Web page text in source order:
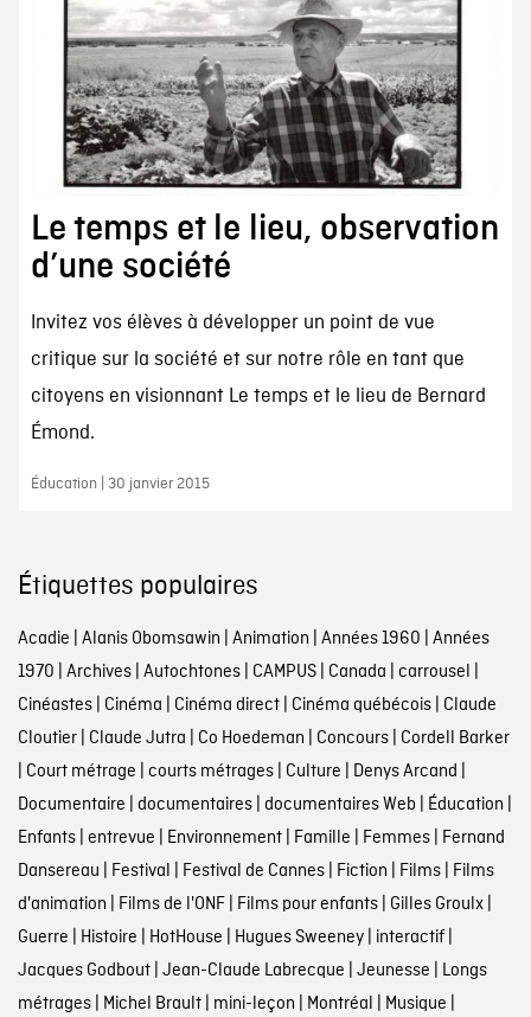
Le temps et le lieu, observation
d’une société
Invitez vos élèves à développer un point de vue
critique sur la société et sur notre rôle en tant que
citoyens en visionnant Le temps et le lieu de Bernard
Émond.
Éducation | 30 janvier 2015
Étiquettes populaires
Acadie Alanis Obomsawin Animation Années 1960 Années
1970 Archives| Autochtones| CAMPUS| Canada carrousel
Cinéastes| Cinéma Cinéma direct| Cinéma québécois| Claude
Cloutier| Claude Jutra Co Hoedeman Concours| Cordell Barker
Court métrage courts métrages| Culture Denys Arcand
Documentaire documentaires| documentaires Web Éducation
Enfants| entrevue Environnement| Famille Femmes| Fernand
Dansereau Festival Festival de Cannes| Fiction Films| Films
d'animation Films de l'ONF| Films pour enfants| Gilles Groulx|
Guerre Histoire HotHouse Hugues Sweeney| interactif|
Jacques Godbout| Jean-Claude Labrecque Jeunesse Longs
métrages| Michel Brault| mini-leçon Montréal Musique